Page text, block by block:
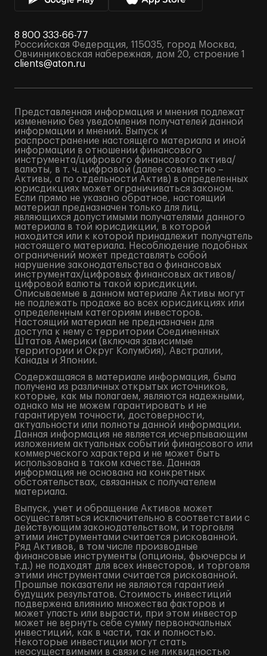
8 800 333-66-77
Российская Федерация, 115035, город Москва,
Овчинниковская набережная, дом 20, строение 1
clients@aton.ru
Представленная информация и мнения подлежат
изменению без уведомления получателей данной
информации и мнений. Выпуск и
распространение настоящего материала и иной
информации в отношении финансового
инструмента/цифрового финансового актива/
валюты, в т. ч. цифровой (далее совместно –
Активы, а по отдельности Актив) в определенных
юрисдикциях может ограничиваться законом.
Если прямо не указано обратное, настоящий
материал предназначен только для лиц,
являющихся допустимыми получателями данного
материала в той юрисдикции, в которой
находится или к которой принадлежит получатель
настоящего материала. Несоблюдение подобных
ограничений может представлять собой
нарушение законодательства о финансовых
инструментах/цифровых финансовых активов/
цифровой валюты такой юрисдикции.
Описываемые в данном материале Активы могут
не подлежать продаже во всех юрисдикциях или
определенным категориям инвесторов.
Настоящий материал не предназначен для
доступа к нему с территории Соединенных
Штатов Америки (включая зависимые
территории и Округ Колумбия), Австралии,
Канады и Японии.
Содержащаяся в материале информация, была
получена из различных открытых источников,
которые, как мы полагаем, являются надежными,
однако мы не можем гарантировать и не
гарантируем точности, достоверности,
актуальности или полноты данной информации.
Данная информация не является исчерпывающим
изложением актуальных событий финансового или
коммерческого характера и не может быть
использована в таком качестве. Данная
информация не основана на конкретных
обстоятельствах, связанных с получателем
материала.
Выпуск, учет и обращение Активов может
осуществляться исключительно в соответствии с
действующим законодательством, и торговля
этими инструментами считается рискованной.
Ряд Активов, в том числе производные
финансовые инструменты (опционы, фьючерсы и
т.д.) не подходят для всех инвесторов, и торговля
этими инструментами считается рискованной.
Прошлые показатели не являются гарантией
будущих результатов. Стоимость инвестиций
подвержена влиянию множества факторов и
может упасть или вырасти, при этом инвестор
может не вернуть себе сумму первоначальных
инвестиций, как в части, так и полностью.
Некоторые инвестиции могут стать
неосуществимыми в связи с не ликвидностью